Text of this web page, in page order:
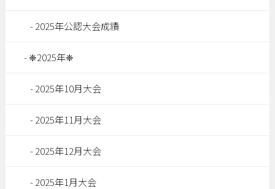
2025年公認大会成績
❈2025年❈
2025年10月大会
2025年11月大会
2025年12月大会
2025年1月大会